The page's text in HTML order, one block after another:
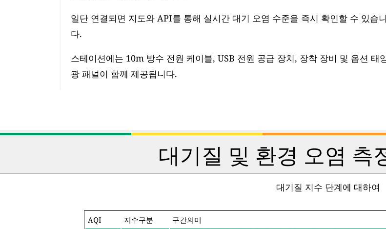
일단 연결되면 지도와 API를 통해 실시간 대기 오염 수준을 즉시 확인할 수 있습니
다.
스테이션에는 10m 방수 전원 케이블, USB 전원 공급 장치, 장착 장비 및 옵션 태
광 패널이 함께 제공됩니다.
대기질 및 환경 오염 측
대기질 지수 단계에 대하여
AQI 지수구분
구간의미